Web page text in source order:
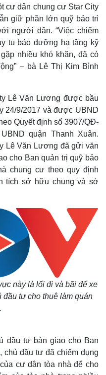
Ảnh
E-Magazine
Infographic
cư dân chung cư Star City
giữ phần lớn quỹ bảo trì
người dân.“Việc chiếm
tu bảo dưỡng hạ tầng kỹ
nhiều khó khăn, đã có
– bà Lê Thị Kim Bình
Lê Văn Lương được bầu
24/9/2017 và được UBND
Quyết định số 3907/QĐ-
quận Thanh Xuân.
Lê Văn Lương đã gửi văn
cho Ban quản trị quỹ bảo
chung cư theo quy định
tích sở hữu chung và sở
này là lối đi và bãi để xe
đầu tư cho thuê làm quán
đầu tư bàn giao cho Ban
chủ đầu tư đã chiếm dụng
cư dân tòa nhà để cho